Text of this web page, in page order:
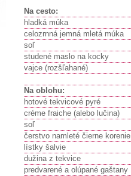
Na cesto:
hladká múka
celozrnná jemná mletá múka
soľ
studené maslo na kocky
vajce (rozšľahané)
Na oblohu:
hotové tekvicové pyré
créme fraiche (alebo lučina)
soľ
čerstvo namleté čierne korenie
lístky šalvie
dužina z tekvice
predvarené a olúpané gaštany